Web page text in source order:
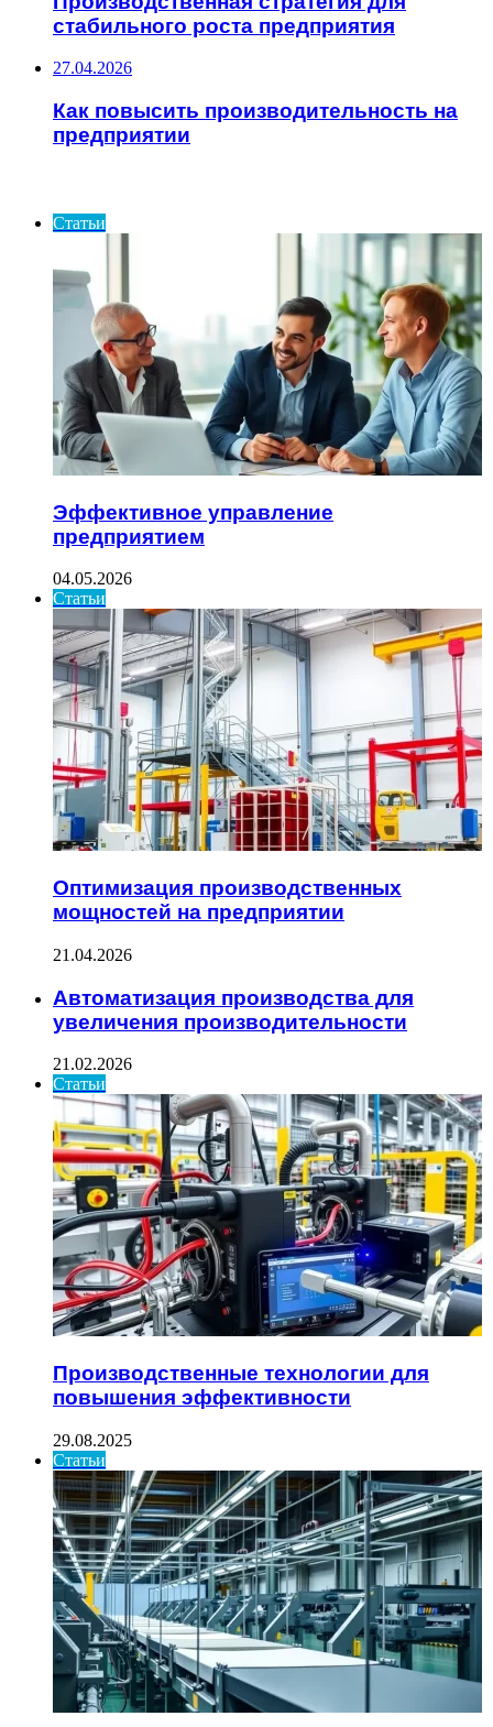
стабильного роста предприятия
27.04.2026
Как повысить производительность на
предприятии
Статьи
Эффективное управление
предприятием
04.05.2026
Статьи
Оптимизация производственных
мощностей на предприятии
21.04.2026
Автоматизация производства для
увеличения производительности
21.02.2026
Статьи
Производственные технологии для
повышения эффективности
29.08.2025
Статьи